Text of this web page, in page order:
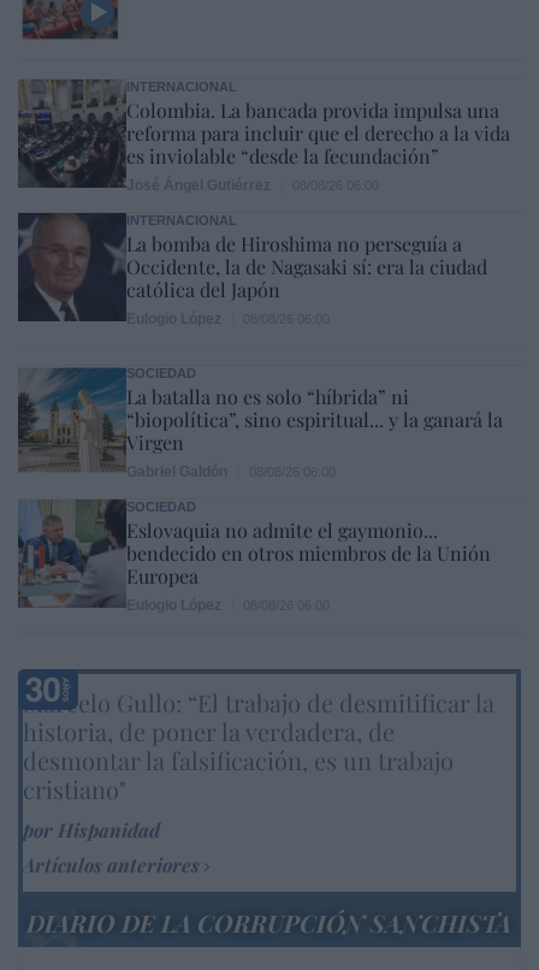
INTERNACIONAL
Colombia. La bancada provida impulsa una
reforma para incluir que el derecho a la vida
es inviolable “desde la fecundación”
INTERNACIONAL
La bomba de Hiroshima no perseguía a
Occidente, la de Nagasaki sí: era la ciudad
católica del Japón
SOCIEDAD
La batalla no es solo “híbrida” ni
“biopolítica”, sino espiritual... y la ganará la
Virgen
SOCIEDAD
Eslovaquia no admite el gaymonio...
bendecido en otros miembros de la Unión
Europea
Marcelo Gullo: “El trabajo de desmitificar la
historia, de poner la verdadera, de
desmontar la falsificación, es un trabajo
cristiano"
por Hispanidad
Artículos anteriores
DIARIO DE LA CORRUPCIÓN SANCHISTA